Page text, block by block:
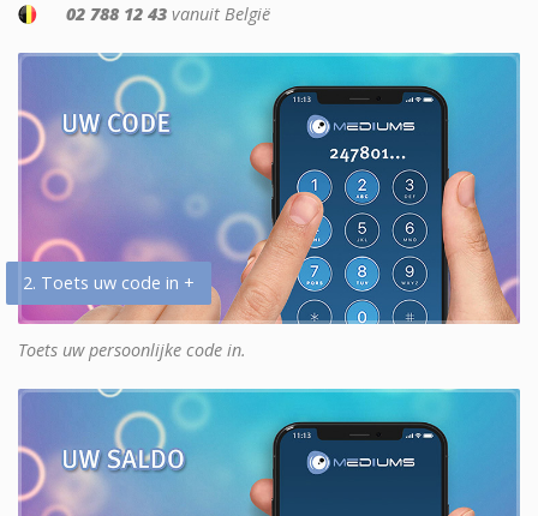
02 788 12 43 vanuit België
2. Toets uw code in +
Toets uw persoonlijke code in.